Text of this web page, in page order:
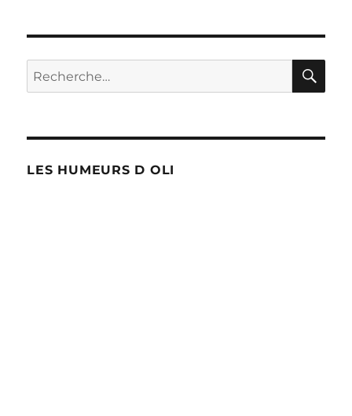
Recherche
pour :
LES HUMEURS D OLI